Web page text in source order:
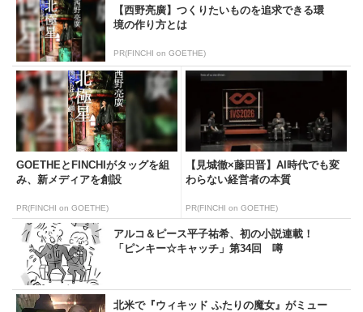
【西野亮廣】つくりたいものを追求できる環
境の作り方とは
PR(FINCHI on GOETHE)
GOETHEとFINCHIがタッグを組
み、新メディアを創設
PR(FINCHI on GOETHE)
【見城徹×藤田晋】AI時代でも変
わらない経営者の本質
PR(FINCHI on GOETHE)
アルコ＆ピース平子祐希、初の小説連載！
「ピンキー☆キャッチ」第34回 噂
北米で『ウィキッド ふたりの魔女』がミュー